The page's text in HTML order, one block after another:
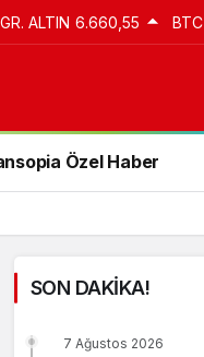
GR. ALTIN 6.660,55 BTC
Özel Haber
Gündüz modunu seçin.
SON DAKİKA!
7 Ağustos 2026